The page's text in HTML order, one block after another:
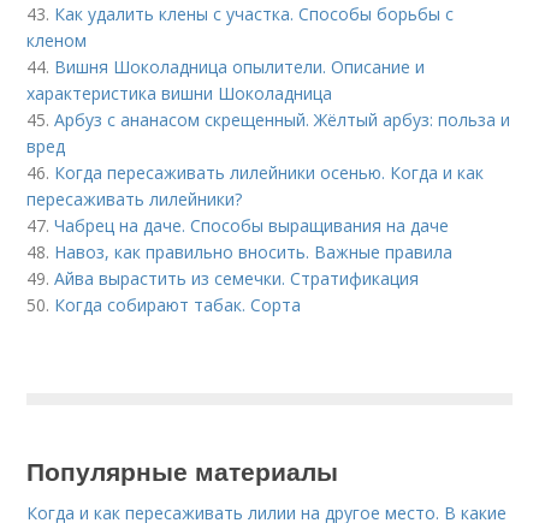
43. Как удалить клены с участка. Способы борьбы с
кленом
44. Вишня Шоколадница опылители. Описание и
характеристика вишни Шоколадница
45.Арбуз с ананасом скрещенный. Жёлтый арбуз: польза и
вред
46. Когда пересаживать лилейники осенью. Когда и как
пересаживать лилейники?
47.Чабрец на даче. Способы выращивания на даче
48. Навоз, как правильно вносить. Важные правила
49.Айва вырастить из семечки. Стратификация
50. Когда собирают табак. Сорта
Популярные материалы
Когда и как пересаживать лилии на другое место. В какие